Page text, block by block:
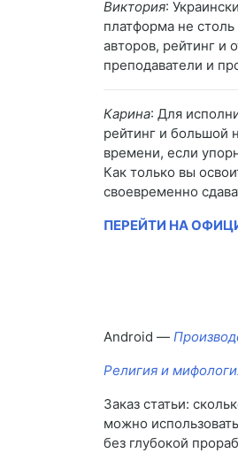
Виктория:
платформа не
авторов, рейтинг и
преподаватели и
Карина: Для
рейтинг и большой
времени, если
Как только вы
своевременно
ПЕРЕЙТИ НА
Android —
Религия и
Заказ статьи:
можно
без глубокой